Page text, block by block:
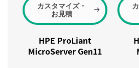
カスタマイズ・
お見積
HPE ProLiant
MicroServer Gen11